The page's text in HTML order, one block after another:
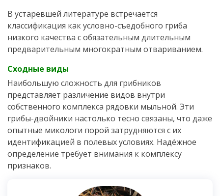
В устаревшей литературе встречается
классификация как условно-съедобного гриба
низкого качества с обязательным длительным
предварительным многократным отвариванием.
Сходные виды
Наибольшую сложность для грибников
представляет различение видов внутри
собственного комплекса рядовки мыльной. Эти
грибы-двойники настолько тесно связаны, что даже
опытные микологи порой затрудняются с их
идентификацией в полевых условиях. Надёжное
определение требует внимания к комплексу
признаков.